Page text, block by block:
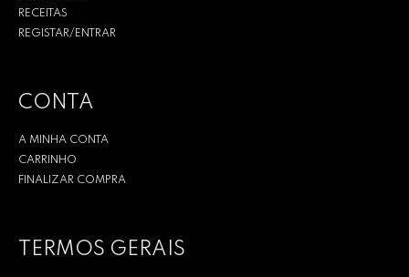
RECEITAS
REGISTAR/ENTRAR
CONTA
A MINHA CONTA
CARRINHO
FINALIZAR COMPRA
TERMOS GERAIS